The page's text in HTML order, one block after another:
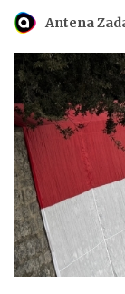
Antena